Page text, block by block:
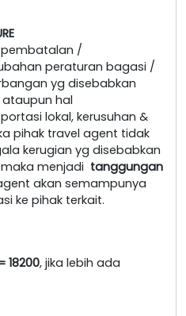
/
peraturan bagasi /
yg disebabkan
hal
lokal, kerusuhan &
pihak travel agent tidak
kerugian yg disebabkan
menjadi tanggungan
akan semampunya
ke pihak terkait.
18200, jika lebih ada